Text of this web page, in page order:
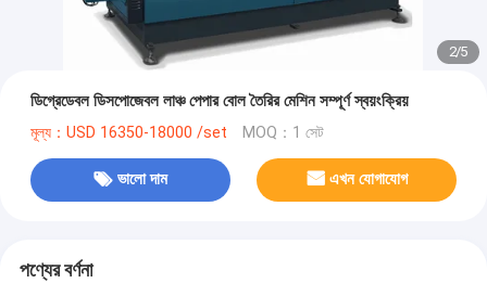
2/5
ডিগ্রেডেবল ডিসপোজেবল লাঞ্চ পেপার বোল তৈরির মেশিন সম্পূর্ণ স্বয়ংক্রিয়
মূল্য：USD 16350-18000 /set MOQ：1 সেট
ভালো দাম এখন যোগাযোগ
পণ্যের বর্ণনা